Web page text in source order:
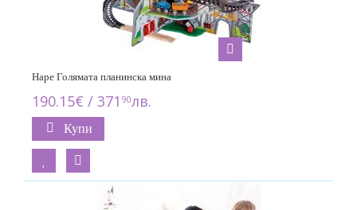
Hape Голямата планинска мина
190.15€ / 371 90лв.
Купи